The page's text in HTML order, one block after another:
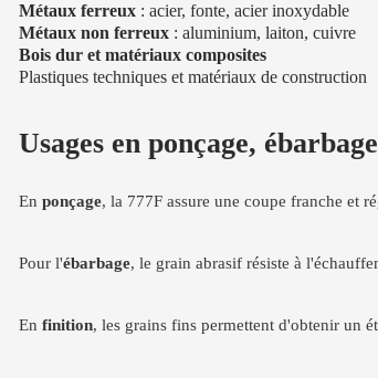
Métaux ferreux : acier, fonte, acier inoxydable
Métaux non ferreux : aluminium, laiton, cuivre
Bois dur et matériaux composites
Plastiques techniques et matériaux de construction
Usages en ponçage,
En ponçage, la 777F assure une coupe franche et
Pour l'ébarbage, le grain abrasif résiste à
En finition, les grains fins permettent d'obtenir un